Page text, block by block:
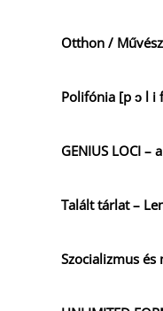
Otthon /
Polifónia [p ɔ l i
GENIUS LOCI –
Talált tárlat –
Szocializmus